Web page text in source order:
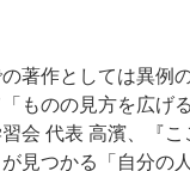
著作としては異例
ものの見方を広げ
会 代表 高濱、『
見つかる「自分の